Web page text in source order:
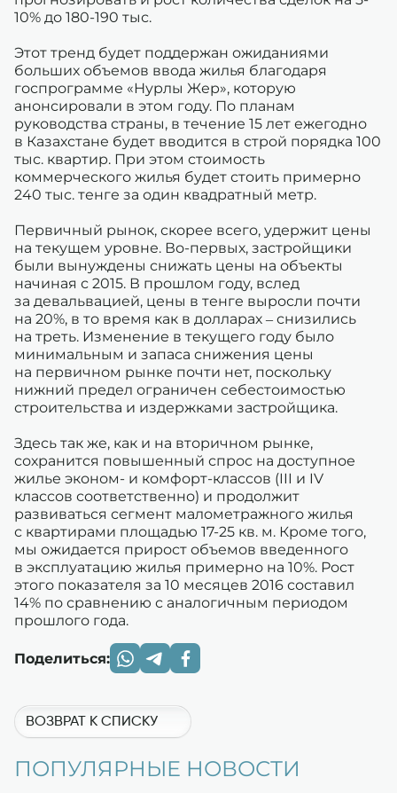
10% до 180-190 тыс.
Этот тренд будет поддержан ожиданиями
больших объемов ввода жилья благодаря
госпрограмме «Нурлы Жер», которую
анонсировали в этом году. По планам
руководства страны, в течение 15 лет ежегодно
в Казахстане будет вводится в строй порядка 100
тыс. квартир. При этом стоимость
коммерческого жилья будет стоить примерно
240 тыс. тенге за один квадратный метр.
Первичный рынок, скорее всего, удержит цены
на текущем уровне. Во-первых, застройщики
были вынуждены снижать цены на объекты
начиная с 2015. В прошлом году, вслед
за девальвацией, цены в тенге выросли почти
на 20%, в то время как в долларах – снизились
на треть. Изменение в текущего году было
минимальным и запаса снижения цены
на первичном рынке почти нет, поскольку
нижний предел ограничен себестоимостью
строительства и издержками застройщика.
Здесь так же, как и на вторичном рынке,
сохранится повышенный спрос на доступное
жилье эконом- и комфорт-классов (III и IV
классов соответственно) и продолжит
развиваться сегмент малометражного жилья
с квартирами площадью 17-25 кв. м. Кроме того,
мы ожидается прирост объемов введенного
в эксплуатацию жилья примерно на 10%. Рост
этого показателя за 10 месяцев 2016 составил
14% по сравнению с аналогичным периодом
прошлого года.
Поделиться:
ВОЗВРАТ К СПИСКУ
ПОПУЛЯРНЫЕ НОВОСТИ